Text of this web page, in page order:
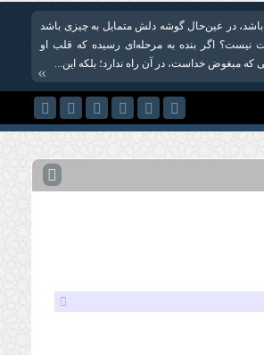
در عین‌حال گوشه دلش متمایل به چیزی باشد
اگر بنده به مرحله‌ای رسیده كه قلب او
مبغوض خداست، در آن راه ندارد؛ بلكه این...
»